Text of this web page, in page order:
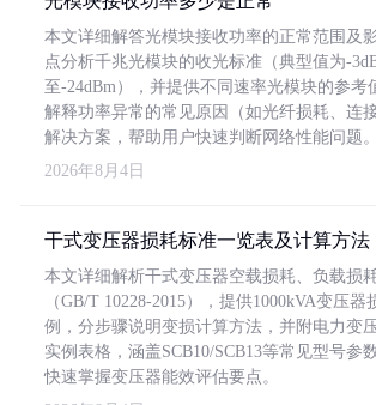
本文详细解答光模块接收功率的正常范围及
点分析千兆光模块的收光标准（典型值为-
至-24dBm），并提供不同速率光模块的参考
解释功率异常的常见原因（如光纤损耗、连
解决方案，帮助用户快速判断网络性能问题。
2026年8月4日
干式变压器损耗标准一览表及计算方法
本文详细解析干式变压器空载损耗、负载损
（GB/T 10228-2015），提供1000kVA变压器
例，分步骤说明变损计算方法，并附电力变
实例表格，涵盖SCB10/SCB13等常见型号参
快速掌握变压器能效评估要点。